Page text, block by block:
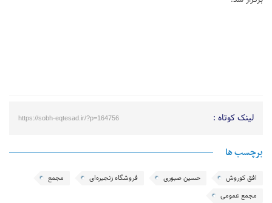
لینک کوتاه : https://sobh-eqtesad.ir/?p=164756
برچسب ها
افق کوروش حسین صبوری فروشگاه زنجیره‌ای
مجمع
مجمع عمومی